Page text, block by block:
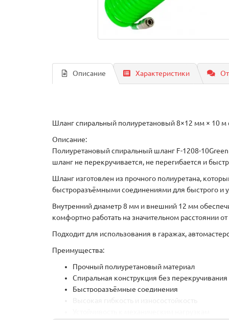
Описание Характеристики
Шланг спиральный полиуретановый 8×12 мм × 10 м
Описание:
Полиуретановый спиральный шланг F-1208-
шланг не перекручивается, не перегибается и
Шланг изготовлен из прочного полиуретана,
быстроразъёмными соединениями для быстрого и
Внутренний диаметр 8 мм и внешний 12 мм
комфортно работать на значительном расстоянии
Подходит для использования в гаражах,
Преимущества:
Прочный полиуретановый материал
Спиральная конструкция без перекручивания
Быстроразъёмные соединения